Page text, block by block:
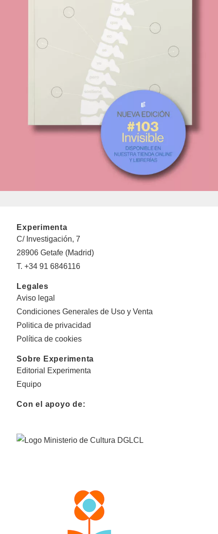
Experimenta
C/ Investigación, 7
28906 Getafe (Madrid)
T. +34 91 6846116
Legales
Aviso legal
Condiciones Generales de Uso y Venta
Politica de privacidad
Política de cookies
Sobre Experimenta
Editorial Experimenta
Equipo
Con el apoyo de: